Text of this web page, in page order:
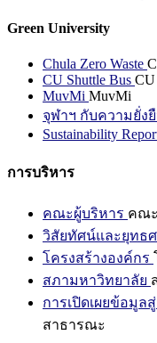
Green University
Chula Zero Waste
CU Shuttle Bus CU
MuvMi MuvMi
จุฬาฯ กับความยั่ง
Sustainability
การบริหาร
คณะผู้บริหาร คณ
วิสัยทัศน์และยุทธ
โครงสร้างองค์กร
สภามหาวิทยาลัย
การเปิดเผยข้อมูล
สาธารณะ